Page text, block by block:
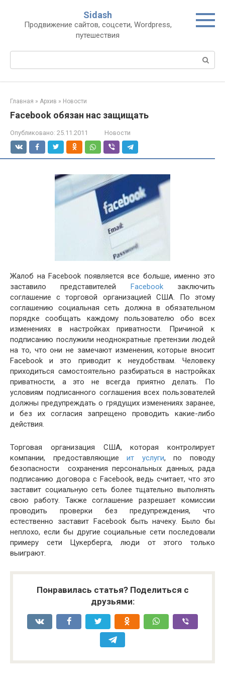
контенту
Sidash
Продвижение сайтов, соцсети, Wordpress,
путешествия
Главная » Архив » Новости
Facebook обязан нас защищать
Опубликовано: 25.11.2011 Новости
Жалоб на Facebook появляется все больше, именно это
заставило представителей Facebookзаключить
соглашение с торговой организацией США. По этому
соглашению социальная сеть должна в обязательном
порядке сообщать каждому пользователю обо всех
изменениях в настройках приватности. Причиной к
подписанию послужили неоднократные претензии людей
на то, что они не замечают изменения, которые вносит
Facebook и это приводит к неудобствам. Человеку
приходиться самостоятельно разбираться в настройках
приватности, а это не всегда приятно делать. По
условиям подписанного соглашения всех пользователей
должны предупреждать о грядущих изменениях заранее,
и без их согласия запрещено проводить какие-либо
действия.
Торговая организация США, которая контролирует
компании, предоставляющиеит услуги, по поводу
безопасности сохранения персональных данных, рада
подписанию договора с Facebook, ведь считает, что это
заставит социальную сеть более тщательно выполнять
свою работу. Также соглашение разрешает комиссии
проводить проверки без предупреждения, что
естественно заставит Facebook быть начеку. Было бы
неплохо, если бы другие социальные сети последовали
примеру сети Цукерберга, люди от этого только
выиграют.
Понравилась статья? Поделиться с
друзьями: